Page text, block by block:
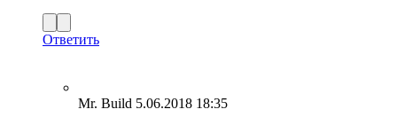
Ответить
Mr. Build 5.06.2018 18:35